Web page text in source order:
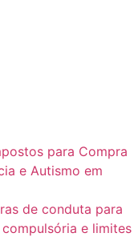
para Compra
e Autismo em
de conduta para
e limites